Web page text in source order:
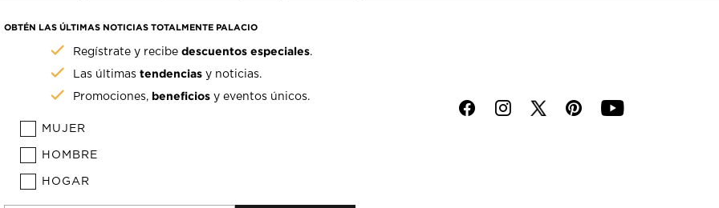
OBTÉN LAS ÚLTIMAS NOTICIAS TOTALMENTE PALACIO
Regístrate y recibedescuentos especiales.
Las últimastendencias y noticias.
Promociones, beneficios y eventos únicos.
MUJER
HOMBRE
HOGAR
f i p y